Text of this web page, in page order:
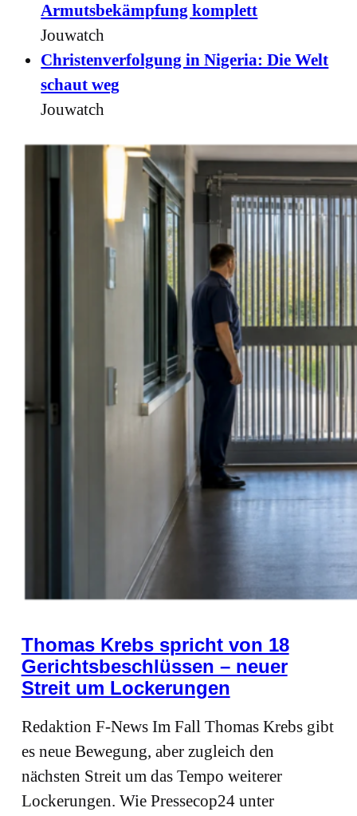
Armutsbekämpfung komplett
Jouwatch
Christenverfolgung in Nigeria: Die Welt
schaut weg
Jouwatch
Thomas Krebs spricht von 18
Gerichtsbeschlüssen – neuer
Streit um Lockerungen
Redaktion F-News Im Fall Thomas Krebs gibt
es neue Bewegung, aber zugleich den
nächsten Streit um das Tempo weiterer
Lockerungen. Wie Pressecop24 unter